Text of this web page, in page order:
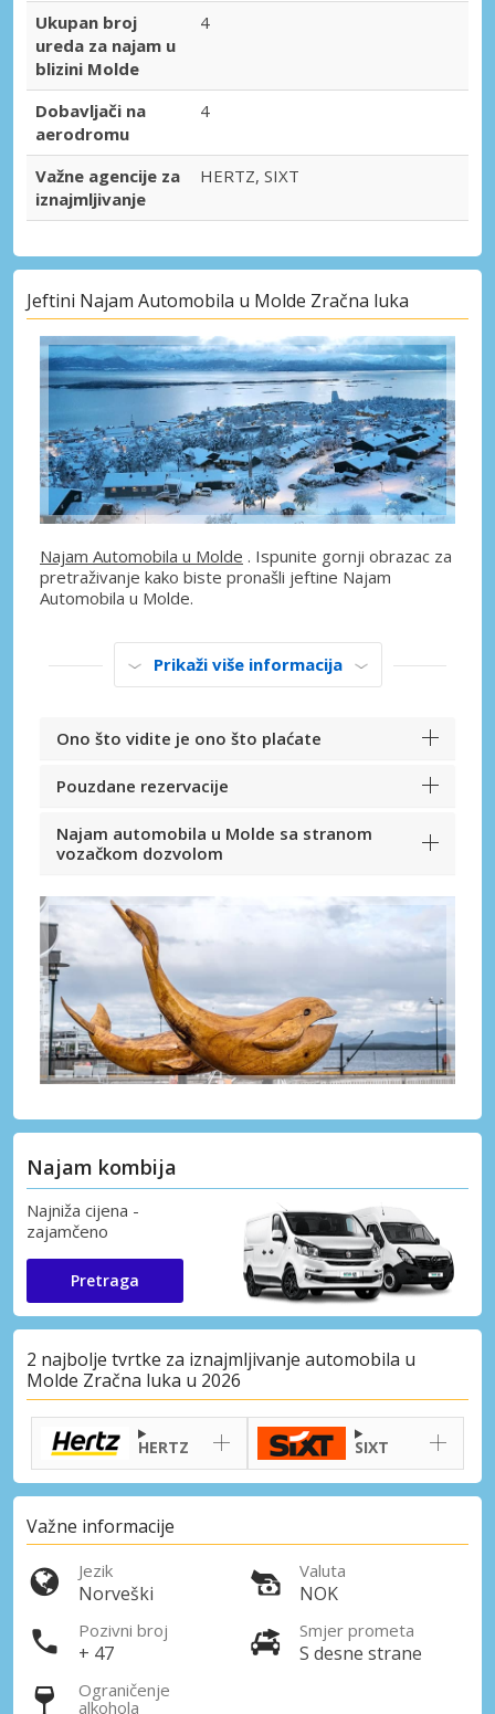
Ukupan broj
ureda za najam u
blizini Molde
4
Dobavljači na
aerodromu
4
Važne agencije za
iznajmljivanje
HERTZ, SIXT
Jeftini Najam Automobila u Molde Zračna luka
Najam Automobila u Molde . Ispunite gornji obrazac za
pretraživanje kako biste pronašli jeftine Najam
Automobila u Molde.
Prikaži više informacija
Ono što vidite je ono što plaćate
Pouzdane rezervacije
Najam automobila u Molde sa stranom
vozačkom dozvolom
Najam kombija
Najniža cijena -
zajamčeno
Pretraga
2 najbolje tvrtke za iznajmljivanje automobila u
Molde Zračna luka u 2026
HERTZ SIXT
Važne informacije
Jezik
Norveški
Valuta
NOK
Pozivni broj
+ 47
Smjer prometa
S desne strane
Ograničenje
alkohola